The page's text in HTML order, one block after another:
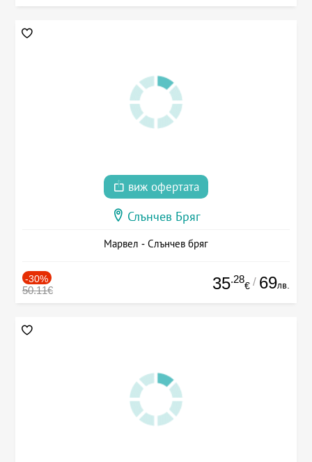
виж офертата
Слънчев Бряг
Марвел - Слънчев бряг
-30%
50.11€ 35.28
€ / 69лв.